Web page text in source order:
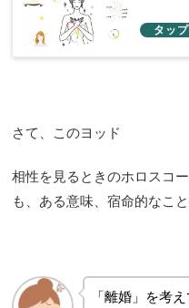
さて、このヨッド
相性を見るときのホロスコ
も、ある意味、宿命的なこ
「離婚」を考